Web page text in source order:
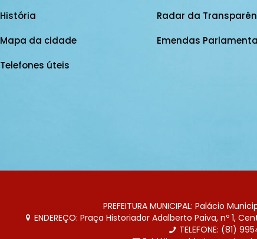
História
Mapa da cidade
Telefones úteis
Radar da
Emendas
PREFEITURA MUNICIPAL: Palácio
ENDEREÇO: Praça Historiador Adalberto Paiva, nº 1,
TELEFONE: (81)